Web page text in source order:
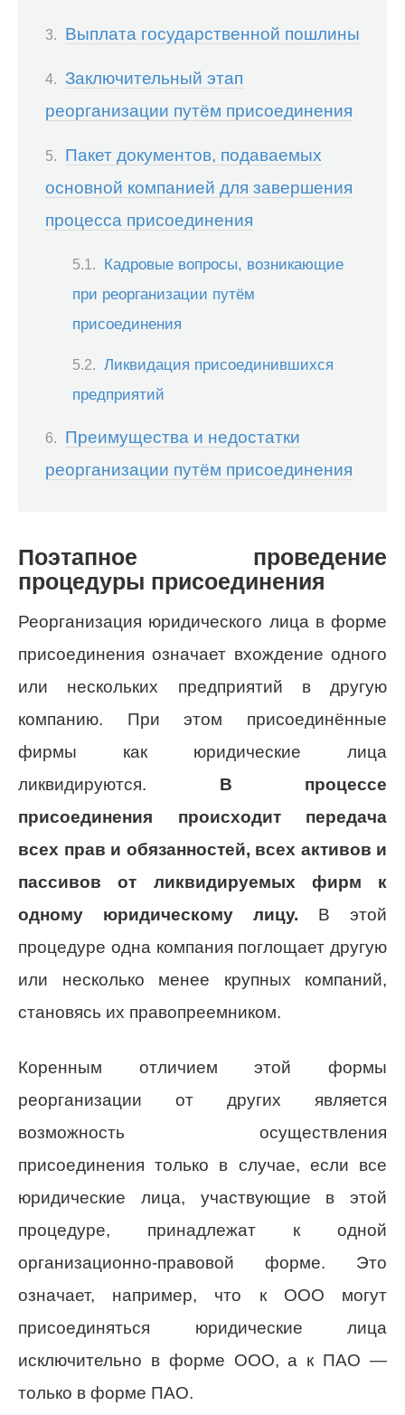
Выплата государственной пошлины
Заключительный этап
реорганизации путём присоединения
Пакет документов, подаваемых
основной компанией для завершения
процесса присоединения
Кадровые вопросы, возникающие
при реорганизации путём
присоединения
Ликвидация присоединившихся
предприятий
Преимущества и недостатки
реорганизации путём присоединения
Поэтапное проведение
процедуры присоединения
Реорганизация юридического лица в форме
присоединения означает вхождение одного
или нескольких предприятий в другую
компанию. При этом присоединённые
фирмы как юридические лица
ликвидируются. В процессе
присоединения происходит передача
всех прав и обязанностей, всех активов и
пассивов от ликвидируемых фирм к
одному юридическому лицу. В этой
процедуре одна компания поглощает другую
или несколько менее крупных компаний,
становясь их правопреемником.
Коренным отличием этой формы
реорганизации от других является
возможность осуществления
присоединения только в случае, если все
юридические лица, участвующие в этой
процедуре, принадлежат к одной
организационно-правовой форме. Это
означает, например, что к ООО могут
присоединяться юридические лица
исключительно в форме ООО, а к ПАО —
только в форме ПАО.